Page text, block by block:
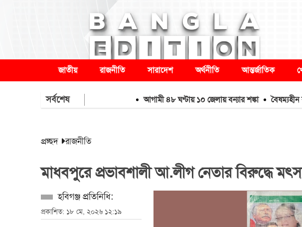
জাতীয় রাজনীতি সারাদেশ অর্থনীতি আন্তর্জাতিক
সর্বশেষ আগামী ৪৮ ঘণ্টায় ১০ জেলায় বন্যার শঙ্কা বৈষম্যহীন
প্রচ্ছদ রাজনীতি
মাধবপুরে প্রভাবশালী আ.লীগ নেতার বিরুদ্ধে
হবিগঞ্জ প্রতিনিধি:
প্রকাশিত: ১৮ মে, ২০২৬ ১২:১৯